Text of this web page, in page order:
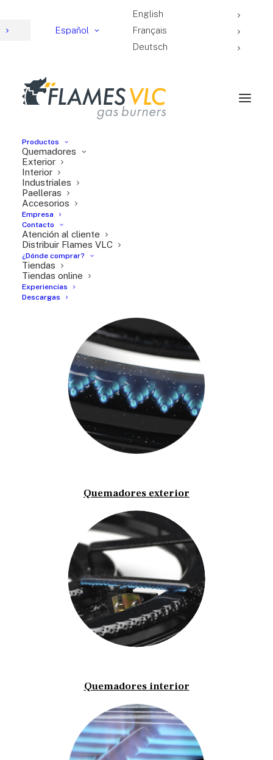
Español
English
Français
Deutsch
Productos
Quemadores
Exterior
Interior
Industriales
Paelleras
Accesorios
Empresa
Contacto
Atención al cliente
Distribuir Flames VLC
¿Dónde comprar?
Tiendas
Tiendas online
Experiencias
Descargas
catering y eventos
Quemadores exterior
Quemadores interior